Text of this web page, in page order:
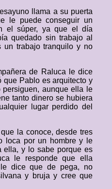
llama a su puerta
le puede conseguir un
el súper, ya que el día
quedado sin trabajo al
un trabajo tranquilo y no
de Raluca le dice
que Pablo es arquitecto y
aunque ella le
tanto dinero se hubiera
lugar perdido del
la conoce, desde tres
loca por un hombre y le
ella, y lo sabe porque es
le responde que ella
dice que de pega, no
y bruja y cree que